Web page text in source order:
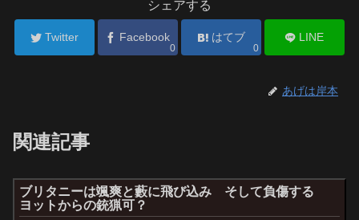
シェアする
Twitter Facebook
0
はてブ
0
LINE
あげは岸本
関連記事
ブリタニーは颯爽と藪に飛び込み そして負傷する
ヨットからの銃猟可？